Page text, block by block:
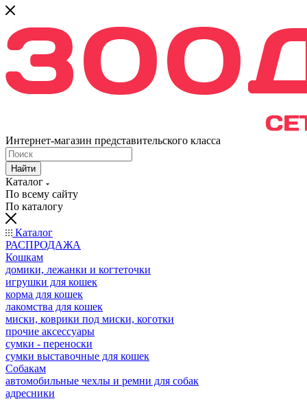
Интернет-магазин представительского класса
Найти
Каталог
По всему сайту
По каталогу
Каталог
РАСПРОДАЖА
Кошкам
домики, лежанки и когтеточки
игрушки для кошек
корма для кошек
лакомства для кошек
миски, коврики под миски, коготки
прочие аксессуары
сумки - переноски
сумки выставочные для кошек
Собакам
автомобильные чехлы и ремни для собак
адресники